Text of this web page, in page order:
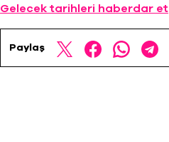
Gelecek tarihleri haberdar et
Paylaş